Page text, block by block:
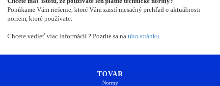
Ponúkame Vám riešenie, ktoré Vám zaistí mesačný prehľad o aktuálnosti
noriem, ktoré používate.
Chcete vedieť viac informácií ? Pozrite sa na túto stránku
TOVAR
Normy